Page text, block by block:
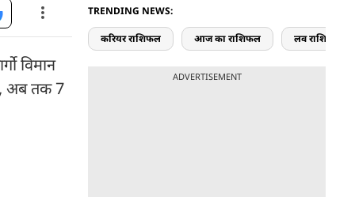
विमान
अब तक 7
TRENDING NEWS:
करियर राशिफल आज का राशिफल लव राशिफल
ADVERTISEMENT